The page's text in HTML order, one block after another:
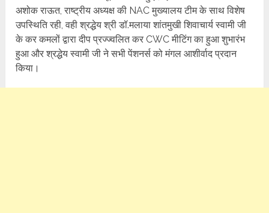
अशोक राऊत, राष्ट्रीय अध्यक्ष की NAC मुख्यालय टीम के साथ विशेष
उपस्थिति रही, वही श्रद्धेय श्री डॉ.मलाया शांतमुखी शिवाचार्य स्वामी जी
के कर कमलों द्वारा दीप प्रज्ज्वलित कर CWC मीटिंग का हुआ शुभारंभ
हुआ और श्रद्धेय स्वामी जी ने सभी पेंशनर्स को मंगल आशीर्वाद प्रदान
किया।